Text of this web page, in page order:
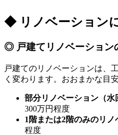
◆ リノベーション
◎ 戸建てリノベーション
戸建てのリノベーションは、
く変わります。おおまかな目
部分リノベーション（水
300万円程度
1階または2階のみのリノ
程度